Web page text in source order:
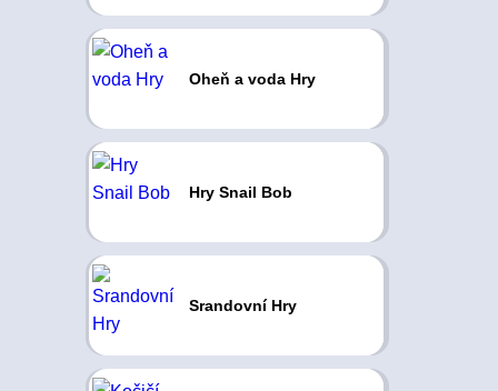
Oheň a voda Hry
Hry Snail Bob
Srandovní Hry